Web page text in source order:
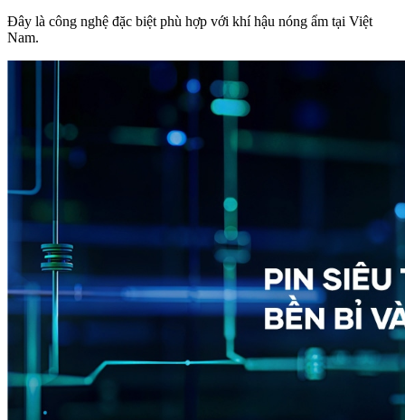
Đây là công nghệ đặc biệt phù hợp với khí hậu nóng ẩm tại Việt
Nam.